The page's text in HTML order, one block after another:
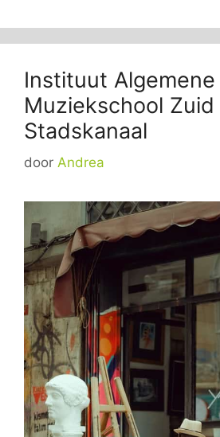
Instituut Algemene
Muziekschool Zuid
Stadskanaal
door Andrea